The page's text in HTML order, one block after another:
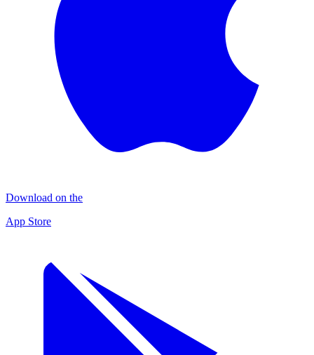
Download on the
App Store